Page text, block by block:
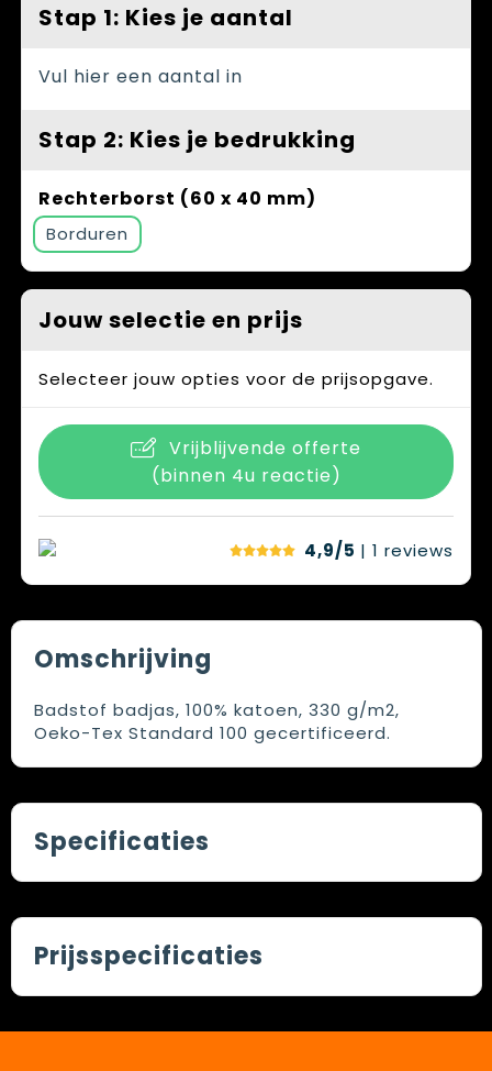
Waterflesjes
Stap 1: Kies je aantal
Vul hier een aantal in
Stap 2: Kies je bedrukking
Rechterborst (60 x 40 mm)
Borduren
Jouw selectie en prijs
Selecteer jouw opties voor de prijsopgave.
Vrijblijvende offerte
(binnen 4u reactie)
4,9/5 | 1 reviews
Omschrijving
Badstof badjas, 100% katoen, 330 g/m2,
Oeko-Tex Standard 100 gecertificeerd.
Specificaties
Prijsspecificaties